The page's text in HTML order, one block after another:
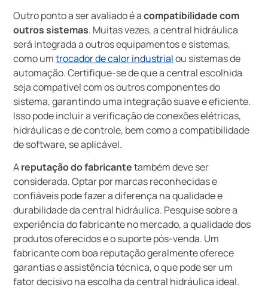
Outro ponto a ser avaliado é acompatibilidade com
outros sistemas. Muitas vezes, a central hidráulica
será integrada a outros equipamentos e sistemas,
como umtrocador de calor industrialou sistemas de
automação. Certifique-se de que a central escolhida
seja compatível com os outros componentes do
sistema, garantindo uma integração suave e eficiente.
Isso pode incluir a verificação de conexões elétricas,
hidráulicas e de controle, bem como a compatibilidade
de software, se aplicável.
Areputação do fabricantetambém deve ser
considerada. Optar por marcas reconhecidas e
confiáveis pode fazer a diferença na qualidade e
durabilidade da central hidráulica. Pesquise sobre a
experiência do fabricante no mercado, a qualidade dos
produtos oferecidos e o suporte pós-venda. Um
fabricante com boa reputação geralmente oferece
garantias e assistência técnica, o que pode ser um
fator decisivo na escolha da central hidráulica ideal.